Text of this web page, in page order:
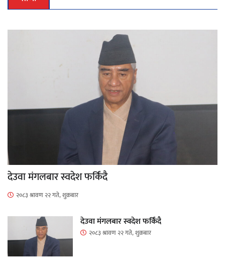
देउवा मंगलबार स्वदेश फर्किंदै
२०८३ श्रावण २२ गते, शुक्रबार
देउवा मंगलबार स्वदेश फर्किंदै
२०८३ श्रावण २२ गते, शुक्रबार